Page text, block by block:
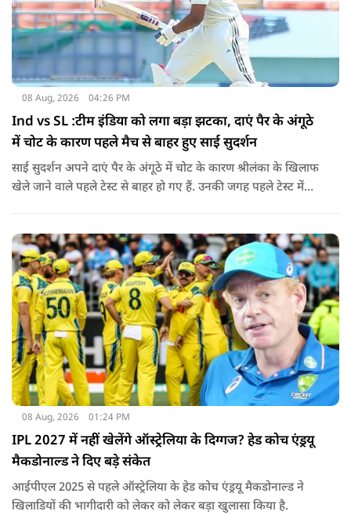
08 Aug, 2026 04:26 PM
Ind vs SL :टीम इंडिया को लगा बड़ा झटका, दाएं पैर के अंगूठे
में चोट के कारण पहले मैच से बाहर हुए साई सुदर्शन
साई सुदर्शन अपने दाएं पैर के अंगूठे में चोट के कारण श्रीलंका के खिलाफ
खेले जाने वाले पहले टेस्ट से बाहर हो गए हैं. उनकी जगह पहले टेस्ट में
08 Aug, 2026 01:24 PM
IPL 2027 में नहीं खेलेंगे ऑस्ट्रेलिया के दिग्गज? हेड कोच एंड्रयू
मैकडोनाल्ड ने दिए बड़े संकेत
आईपीएल 2025 से पहले ऑस्ट्रेलिया के हेड कोच एंड्रयू मैकडोनाल्ड ने
खिलाडियों की भागीदारी को लेकर को लेकर बड़ा खुलासा किया है.